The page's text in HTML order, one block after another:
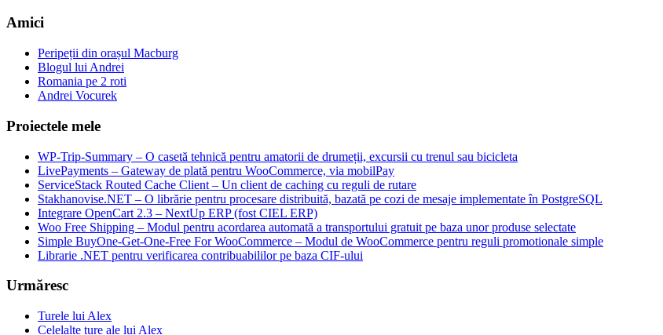
Amici
Peripeții din orașul Macburg
Blogul lui Andrei
Romania pe 2 roti
Andrei Vocurek
Proiectele mele
WP-Trip-Summary – O casetă tehnică pentru amatorii de drumeții, excursii cu trenul sau bicicleta
LivePayments – Gateway de plată pentru WooCommerce, via mobilPay
ServiceStack Routed Cache Client – Un client de caching cu reguli de rutare
Stakhanovise.NET – O librărie pentru procesare distribuită, bazată pe cozi de mesaje implementate în PostgreSQL
Integrare OpenCart 2.3 – NextUp ERP (fost CIEL ERP)
Woo Free Shipping – Modul pentru acordarea automată a transportului gratuit pe baza unor produse selectate
Simple BuyOne-Get-One-Free For WooCommerce – Modul de WooCommerce pentru reguli promotionale simple
Librarie .NET pentru verificarea contribuabililor pe baza CIF-ului
Urmăresc
Turele lui Alex
Celelalte ture ale lui Alex